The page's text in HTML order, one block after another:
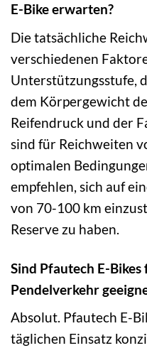
E-Bike erwarten?
Die tatsächliche
verschiedenen
Unterstützungsstufe,
dem Körpergewicht
Reifendruck und der
sind für Reichweiten
optimalen
empfehlen, sich auf
von 70-100 km
Reserve zu haben.
Sind Pfautech E-
Pendelverkehr
Absolut. Pfautech E-
täglichen Einsatz